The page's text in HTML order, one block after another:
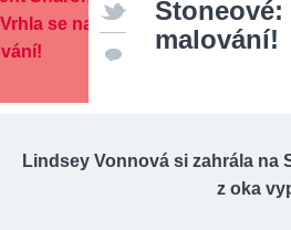
Stoneové:
malování!
Lindsey Vonnová si zahrála na
z oka